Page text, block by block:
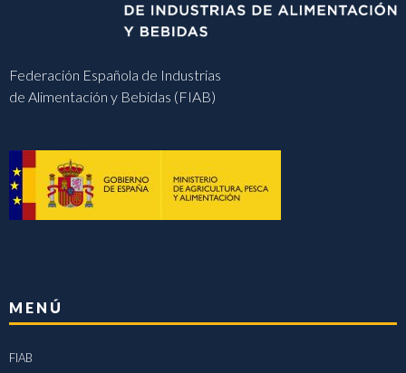
Federación Española de Industrias
de Alimentación y Bebidas (FIAB)
MENÚ
FIAB